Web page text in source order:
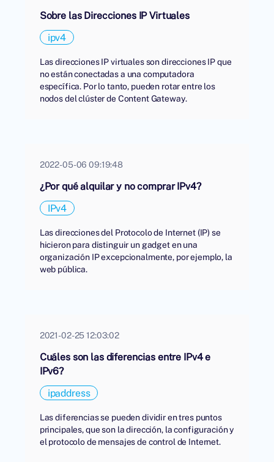
Sobre las Direcciones IP Virtuales
ipv4
Las direcciones IP virtuales son direcciones IP que
no están conectadas a una computadora
específica. Por lo tanto, pueden rotar entre los
nodos del clúster de Content Gateway.
2022-05-06 09:19:48
¿Por qué alquilar y no comprar IPv4?
IPv4
Las direcciones del Protocolo de Internet (IP) se
hicieron para distinguir un gadget en una
organización IP excepcionalmente, por ejemplo, la
web pública.
2021-02-25 12:03:02
Cuáles son las diferencias entre IPv4 e
IPv6?
ipaddress
Las diferencias se pueden dividir en tres puntos
principales, que son la dirección, la configuración y
el protocolo de mensajes de control de Internet.